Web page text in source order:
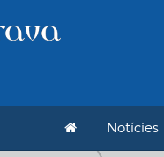
Notícies